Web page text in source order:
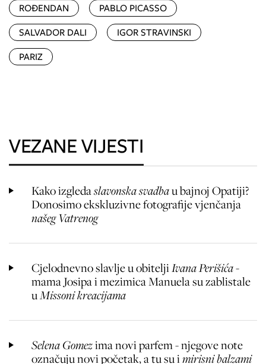
ROĐENDAN
PABLO PICASSO
SALVADOR DALI
IGOR STRAVINSKI
PARIZ
VEZANE VIJESTI
Kako izgledaslavonska svadbau bajnoj Opatiji?
Donosimo ekskluzivne fotografije vjenčanja
našeg Vatrenog
Cjelodnevno slavlje u obiteljiIvana Perišića-
mama Josipa i mezimica Manuela su zablistale
uMissoni kreacijama
Selena Gomezima novi parfem - njegove note
označuju novi početak, a tu su imirisni balzami